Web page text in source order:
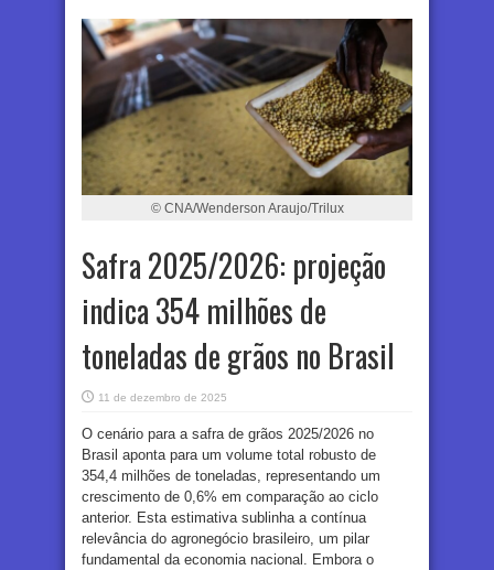
© CNA/Wenderson Araujo/Trilux
Safra 2025/2026: projeção
indica 354 milhões de
toneladas de grãos no Brasil
11 de dezembro de 2025
O cenário para a safra de grãos 2025/2026 no
Brasil aponta para um volume total robusto de
354,4 milhões de toneladas, representando um
crescimento de 0,6% em comparação ao ciclo
anterior. Esta estimativa sublinha a contínua
relevância do agronegócio brasileiro, um pilar
fundamental da economia nacional. Embora o